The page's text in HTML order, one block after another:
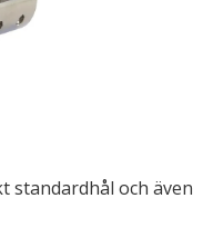
standardhål och även